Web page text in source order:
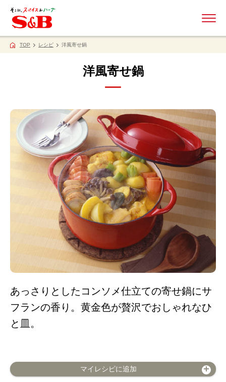
TOP レシピ 洋風寄せ鍋
洋風寄せ鍋
あっさりとしたコンソメ仕立ての寄せ鍋にサ
フランの香り。黄金色が贅沢でおしゃれなひ
と皿。
マイレシピに追加